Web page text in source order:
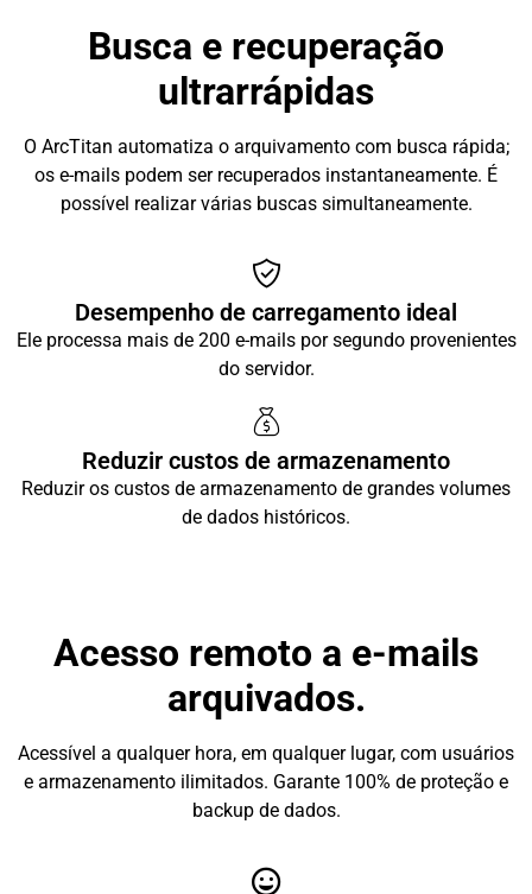
Busca e recuperação
ultrarrápidas
O ArcTitan automatiza o arquivamento com busca rápida;
os e-mails podem ser recuperados instantaneamente. É
possível realizar várias buscas simultaneamente.
Desempenho de carregamento ideal
Ele processa mais de 200 e-mails por segundo provenientes
do servidor.
Reduzir custos de armazenamento
Reduzir os custos de armazenamento de grandes volumes
de dados históricos.
Acesso remoto a e-mails
arquivados.
Acessível a qualquer hora, em qualquer lugar, com usuários
e armazenamento ilimitados. Garante 100% de proteção e
backup de dados.